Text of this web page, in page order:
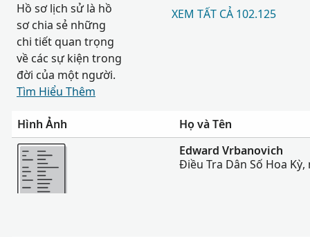
Hồ sơ lịch sử là hồ
sơ chia sẻ những
chi tiết quan trọng
về các sự kiện trong
đời của một người.
Tìm Hiểu Thêm
XEM TẤT CẢ 102.125
Hình Ảnh
Họ và Tên
Nhiều Hơn
Edward Vrbanovich
Điều Tra Dân Số Hoa Kỳ,